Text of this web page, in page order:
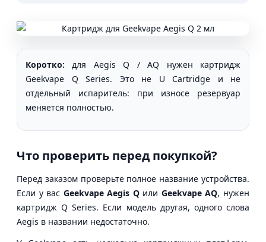
Коротко: для Aegis Q / AQ нужен картридж
Geekvape Q Series. Это не U Cartridge и не
отдельный испаритель: при износе резервуар
меняется полностью.
Что проверить перед покупкой?
Перед заказом проверьте полное название устройства.
Если у вас Geekvape Aegis Qили Geekvape AQ, нужен
картридж Q Series. Если модель другая, одного слова
Aegis в названии недостаточно.